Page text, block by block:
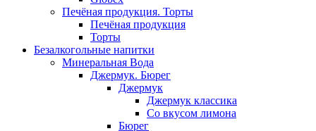
Печёная продукция. Торты
Печёная продукция
Торты
Безалкогольные напитки
Минеральная Вода
Джермук. Бюрег
Джермук
Джермук классика
Со вкусом лимона
Бюрег